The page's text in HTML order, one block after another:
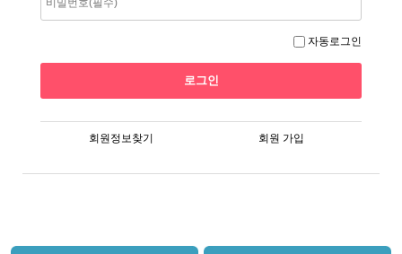
자동로그인
회원정보찾기 회원 가입